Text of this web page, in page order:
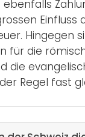
Einfluss
Hingegen
für die
die
Regel fast